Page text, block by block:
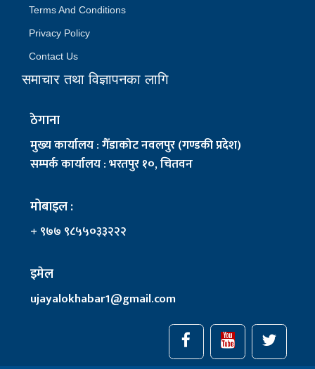
Terms And Conditions
Privacy Policy
Contact Us
समाचार तथा विज्ञापनका लागि
ठेगाना
मुख्य कार्यालय : गैँडाकोट नवलपुर (गण्डकी प्रदेश)
सम्पर्क कार्यालय : भरतपुर १०, चितवन
मोबाइल :
+ ९७७ ९८५५०३३२२२
इमेल
ujayalokhabar1@gmail.com